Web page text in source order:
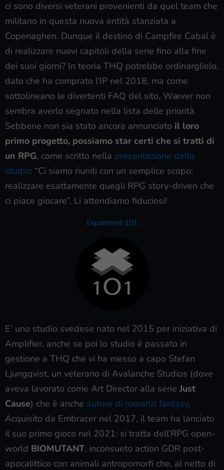
ci sono diversi veterani provenienti da quel team che
militano in questa nuova entità stanziata a
Copenaghen. Dunque il destino di Campfire Cabal è
di realizzare nuovi capitoli della serie fino alla fine
dei suoi giorni? In teoria THQ potrebbe ordinarglielo,
dato che ha comprato l’IP nel 2018, ma come
sottolineano le divertenti FAQ del sito, Wæver non
sembra averlo segnato nella lista delle priorità.
Sebbene non sia stato ancora annunciato il loro
primo progetto, possiamo star certi che si tratti di
un RPG, come scritto nella presentazione dello
studio: “Ci siamo riuniti con un semplice scopo:
realizzare esattamente quegli RPG story-driven che
ci piace giocare”. Li attendiamo fiduciosi!
Experiment 101
E’ uno studio svedese nato nel 2015 per iniziativa di
Amplifier, anche se poi lo studio è passato in
gestione a THQ che vi ha messo a capo Stefan
Ljungqvist, un veterano di Avalanche Studios (dove
aveva lavorato come Art Director alla serie Just
Cause) che è anche autore di romanzi fantasy.
Acquisito da Embracer nel 2017, il team ha lanciato
il suo primo gioco nel 2021: si tratta dell’RPG open-
world BIOMUTANT, inconsueto action GDR post-
apocalittico con animali antropomorfi che, al netto di